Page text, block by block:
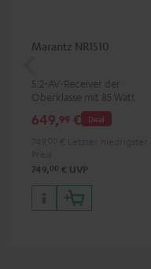
Marantz NR1510
5.2-AV-Receiver der
Oberklasse mit 85 Watt
Ausgangsleistung pro Kanal
Deal
649,99 €
749, 00 € UVP